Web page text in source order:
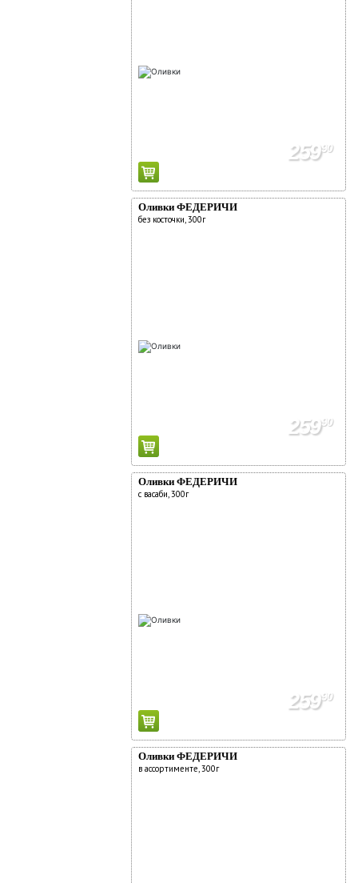
25990
Оливки ФЕДЕРИЧИ
без косточки, 300г
25990
Оливки ФЕДЕРИЧИ
с васаби, 300г
25990
Оливки ФЕДЕРИЧИ
в ассортименте, 300г